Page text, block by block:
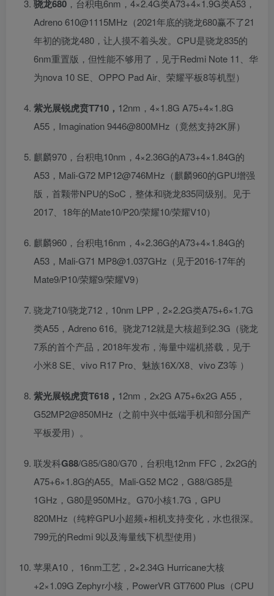
骁龙680 ，台积电6nm，4×2.4G类A73+4×1.9G类A53，
Adreno 610@1115MHz（2021年底的骁龙680赢不了21
年初的骁龙480，让人摸不着头发。CPU是骁龙835的
6nm重置版，但性能不够用了，见于Redmi Note 11、华
为nova 10 SE、OPPO Pad Air、荣耀平板8等机型）
紫光展锐虎贲T710， 12nm，4×1.8G A75+4×1.8G
A55，Imagination 9446@800MHz（竟然支持2K屏）
麒麟970，台积电10nm，4×2.36G的A73+4×1.84G的
A53，Mali-G72 MP12@746MHz（麒麟960的GPU增强
版，首颗带NPU的SoC，整体和骁龙835同级别。见于
2017、18年的Mate10/P20/荣耀10/荣耀V10）
麒麟960，台积电16nm，4×2.36G的A73+4×1.84G的
A53，Mali-G71 MP8@1.037GHz（见于2016-17年的
Mate9/P10/荣耀9/荣耀V9）
骁龙710/骁龙712，10nm LPP，2×2.2G类A75+6×1.7G
类A55，Adreno 616。骁龙712就是大核超到2.3G（骁龙
7系的首个产品，2018年发布，海量中端机搭载，见于
小米8 SE、vivo R17 Pro、魅族16X/X8、vivo Z3等 ）
紫光展锐虎贲T618， 12nm，2x2G A75+6x2G A55，
G52MP2@850MHz（之前中兴中低端手机和部分国产
平板爱用）。
联发科G88/G85/G80/G70，台积电12nm FFC，2x2G的
A75+6×1.8G的A55。Mali-G52 MC2，G88/G85是
1GHz，G80是950MHz。G70小核1.7G，GPU
820MHz（纯粹GPU小超频+相机支持变化，水也很深。
799元的Redmi 9以及海量线下机型使用）
苹果A10， 16nm工艺，2×2.34G Hurricane大核
+2×1.09G Zephyr小核，PowerVR GT7600 Plus（CPU